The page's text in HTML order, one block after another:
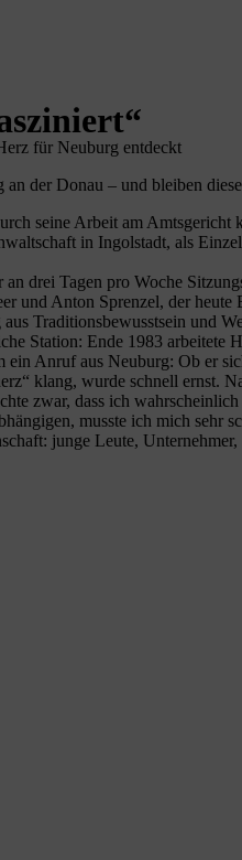
für Neuburg entdeckt
der Donau – und bleiben
seine Arbeit am
in Ingolstadt, als
drei Tagen pro Woche
und Anton Sprenzel, der
Traditionsbewusstsein und
Station: Ende 1983
Anruf aus Neuburg: Ob er
klang, wurde schnell ernst.
zwar, dass ich
musste ich mich sehr
junge Leute,